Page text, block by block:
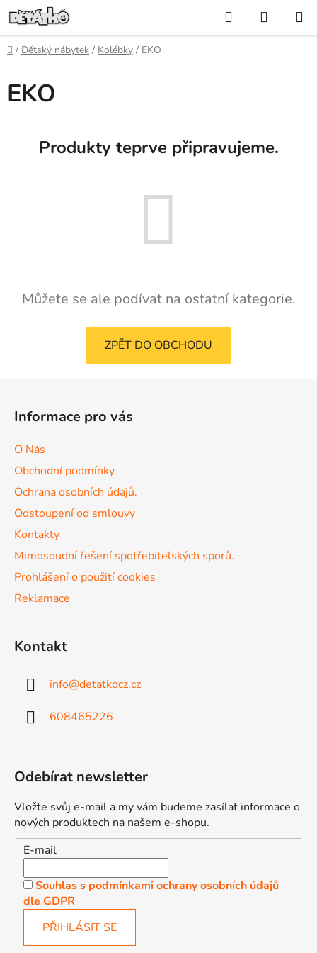
Přejít
na
obsah
Hledat
KOŠÍK
Domů
/ Dětský nábytek / Kolébky / EKO
EKO
Produkty teprve připravujeme.
Můžete se ale podívat na ostatní kategorie.
ZPĚT DO OBCHODU
Informace pro vás
O Nás
Obchodní podmínky
Ochrana osobních údajů.
Odstoupení od smlouvy
Kontakty
Mimosoudní řešení spotřebitelských sporů.
Prohlášení o použití cookies
Reklamace
Kontakt
info@detatkocz.cz
608465226
Odebírat newsletter
Vložte svůj e-mail a my vám budeme zasílat informace o
nových produktech na našem e-shopu.
E-mail
Souhlas s podmínkami ochrany osobních údajů
dle GDPR
PŘIHLÁSIT SE